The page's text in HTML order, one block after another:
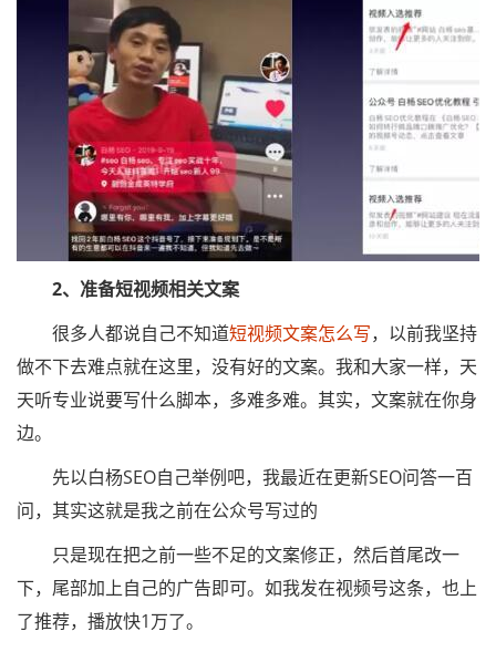
2、准备短视频相关文案
很多人都说自己不知道短视频文案怎么写，以前我坚持
做不下去难点就在这里，没有好的文案。我和大家一样，天
天听专业说要写什么脚本，多难多难。其实，文案就在你身
边。
先以白杨SEO自己举例吧，我最近在更新SEO问答一百
问，其实这就是我之前在公众号写过的
只是现在把之前一些不足的文案修正，然后首尾改一
下，尾部加上自己的广告即可。如我发在视频号这条，也上
了推荐，播放快1万了。